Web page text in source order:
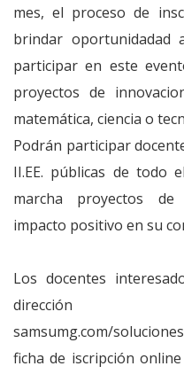
mes, el proceso de
brindar oportunidadad
participar en este
proyectos de
matemática, ciencia o
Podrán participar
II.EE. públicas de todo
marcha proyectos de
impacto positivo en su
Los docentes
samsumg.com/
ficha de iscripción